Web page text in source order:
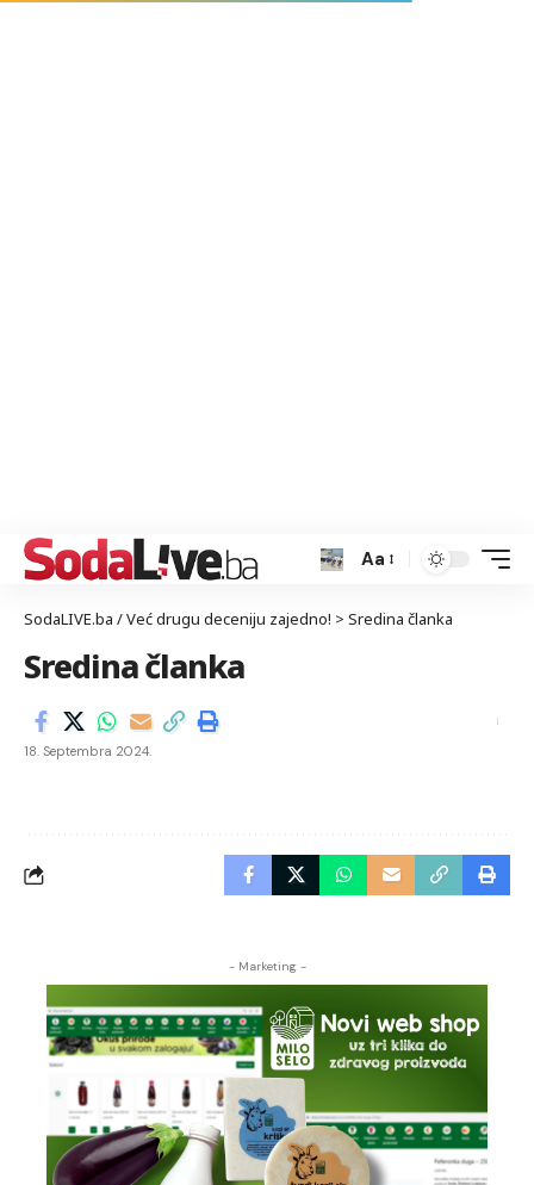
Aa
SodaLIVE.ba / Već drugu deceniju zajedno! > Sredina članka
Sredina članka
18. Septembra 2024.
- Marketing -